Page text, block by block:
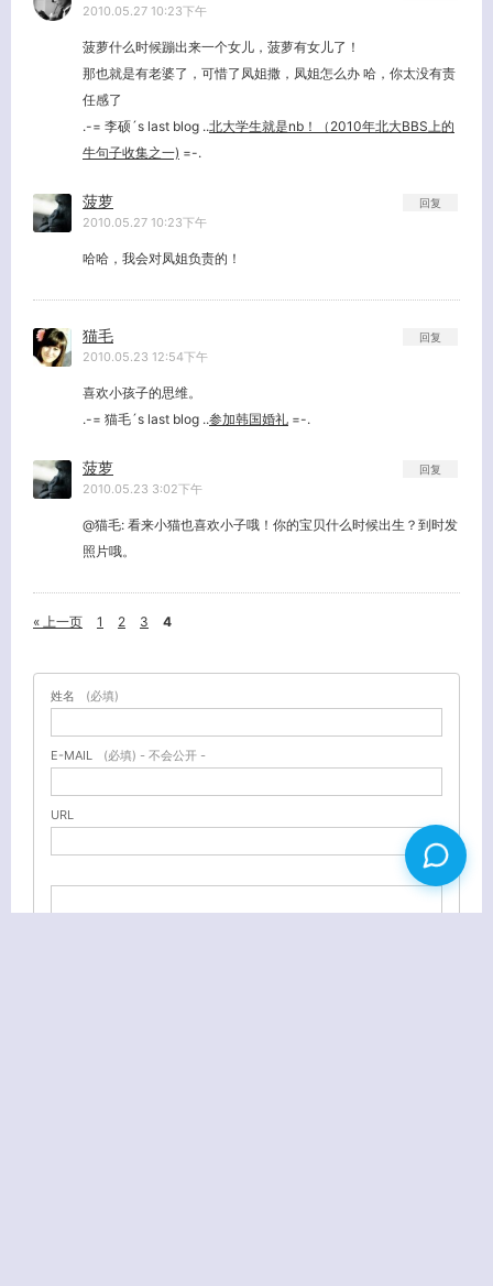
2010.05.27 10:23下午
菠萝什么时候蹦出来一个女儿，菠萝有女儿了！
那也就是有老婆了，可惜了凤姐撒，凤姐怎么办 哈，你太没有责
任感了
.-= 李硕´s last blog ..北大学生就是nb！（2010年北大BBS上的
牛句子收集之一) =-.
菠萝
2010.05.27 10:23下午
哈哈，我会对凤姐负责的！
回复
猫毛
2010.05.23 12:54下午
喜欢小孩子的思维。
.-= 猫毛´s last blog ..参加韩国婚礼 =-.
回复
菠萝
2010.05.23 3:02下午
@猫毛: 看来小猫也喜欢小子哦！你的宝贝什么时候出生？到时发
照片哦。
回复
« 上一页 1 2 3 4
姓名 (必填)
E-MAIL (必填) - 不会公开 -
URL